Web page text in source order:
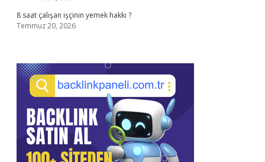
8 saat çalışan işçinin yemek hakkı ?
Temmuz 20, 2026